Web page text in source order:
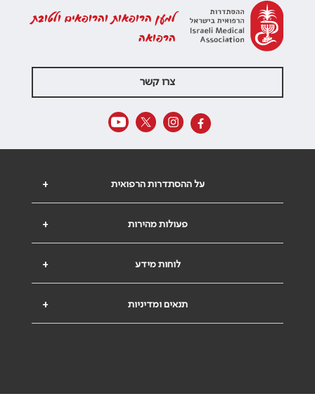
למען הרופאות והרופאים ולטובת
הרפואה
צרו קשר
+ על ההסתדרות הרפואית
+ פעולות מהירות
+ לוחות מידע
+ תנאים ומדיניות